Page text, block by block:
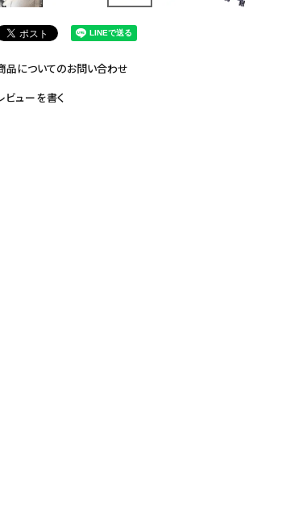
品についてのお問い合わせ
ビューを書く